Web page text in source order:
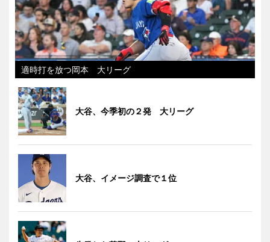
適時打を放つ岡本 大リーグ
大谷、今季初の２発 大リーグ
大谷、イメージ調査で１位